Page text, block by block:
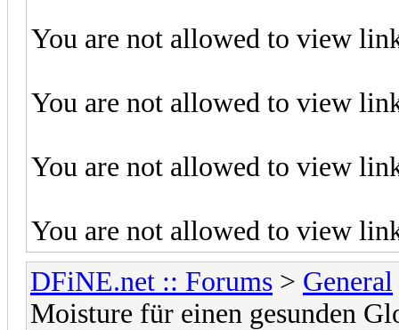
You are not allowed to view
You are not allowed to view
You are not allowed to view
You are not allowed to view
DFiNE.net :: Forums > General
Moisture für einen gesunden